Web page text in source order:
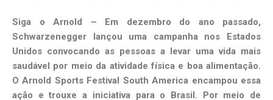
Siga o Arnold – Em dezembro do ano passado,
Schwarzenegger lançou uma campanha nos Estados
Unidos convocando as pessoas a levar uma vida mais
saudável por meio da atividade física e boa alimentação.
O Arnold Sports Festival South America encampou essa
ação e trouxe a iniciativa para o Brasil. Por meio de